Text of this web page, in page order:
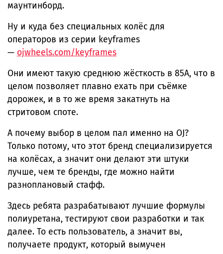
маунтинборд.
Ну и куда без специальных колёс для
операторов из серии keyframes
— ojwheels.com/keyframes
Они имеют такую среднюю жёсткость в 85А, что в
целом позволяет плавно ехать при съёмке
дорожек, и в то же время закатнуть на
стритовом споте.
А почему выбор в целом пал именно на OJ?
Только потому, что этот бренд специализируется
на колёсах, а значит они делают эти штуки
лучше, чем те бренды, где можно найти
разноплановый стафф.
Здесь ребята разрабатывают лучшие формулы
полиуретана, тестируют свои разработки и так
далее. То есть пользователь, а значит вы,
получаете продукт, который вымучен